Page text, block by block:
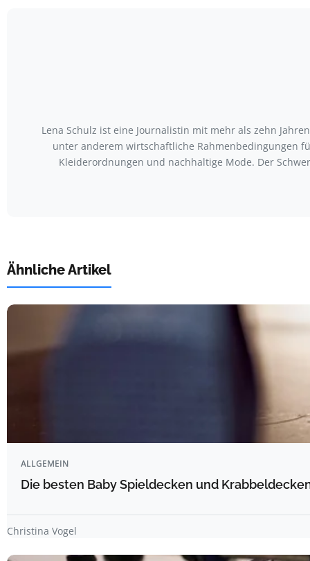
Lena Schulz ist eine Journalistin mit mehr als zehn
unter anderem wirtschaftliche Rahmenbedingungen
Kleiderordnungen und nachhaltige Mode. Der
Ähnliche Artikel
ALLGEMEIN
Die besten Baby Spieldecken und
Christina Vogel